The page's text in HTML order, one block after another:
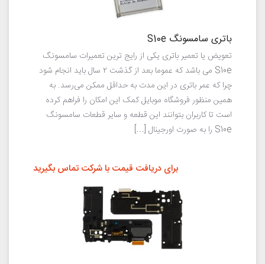
باتری سامسونگ S10e
تعویض یا تعمیر باتری یکی از رایج ترین تعمیرات سامسونگ
S10e می باشد که عموما بعد از گذشت ۲ سال باید انجام شود
چرا که عمر باتری در این مدت به حداقل ممکن می‌رسد. به
همین منظور فروشگاه موبایل کمک این امکان را فراهم کرده
است تا کاربران بتوانند این قطعه و سایر قطعات سامسونگ
S10e را به صورت اورجینال […]
برای دریافت قیمت با شرکت تماس بگیرید